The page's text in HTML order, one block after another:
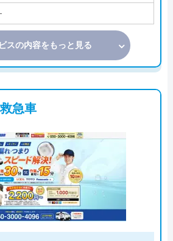
スの内容をもっと見る
急車